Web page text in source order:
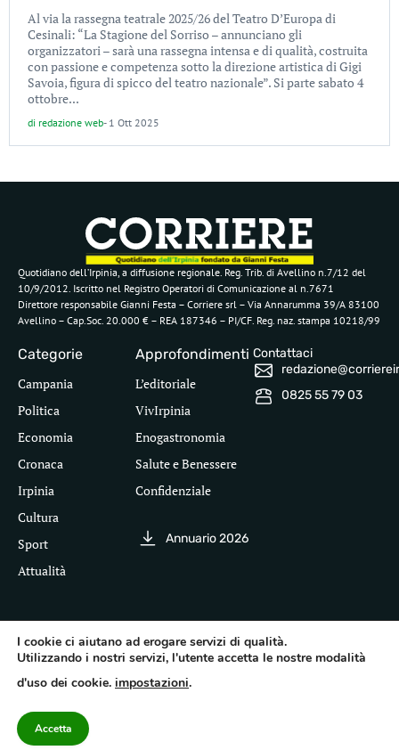
Al via la rassegna teatrale 2025/26 del Teatro D’Europa di
Cesinali: “La Stagione del Sorriso – annunciano gli
organizzatori – sarà una rassegna intensa e di qualità, costruita
con passione e competenza sotto la direzione artistica di Gigi
Savoia, figura di spicco del teatro nazionale”. Si parte sabato 4
ottobre...
di redazione web- 1 Ott 2025
Quotidiano dell’Irpinia, a diffusione regionale. Reg. Trib. di Avellino n.7/12 del
10/9/2012. Iscritto nel Registro Operatori di Comunicazione al n.7671
Direttore responsabile Gianni Festa – Corriere srl – Via Annarumma 39/A 83100
Avellino – Cap.Soc. 20.000 € – REA 187346 – PI/CF. Reg. naz. stampa 10218/99
Categorie
Campania
Politica
Economia
Cronaca
Irpinia
Cultura
Sport
Attualità
Approfondimenti
L’editoriale
VivIrpinia
Enogastronomia
Salute e Benessere
Confidenziale
Annuario 2026
Contattaci
0825 55 79 03
Segui il Corriere dell'Irpinia
I cookie ci aiutano ad erogare servizi di qualità.
Utilizzando i nostri servizi, l'utente accetta le nostre modalità
d'uso dei cookie. impostazioni.
Accetta